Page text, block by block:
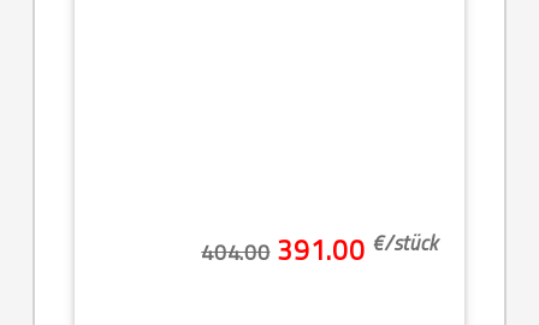
404.00 391.00 €/stück